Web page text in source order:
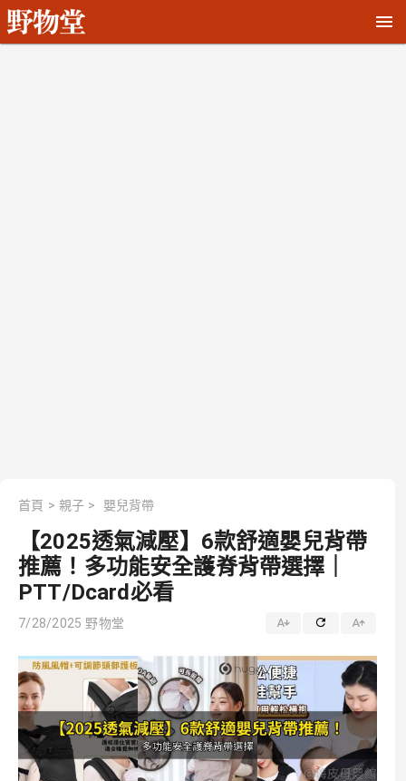
首頁 > 親子 > 嬰兒背帶
【2025透氣減壓】6款舒適嬰兒背帶
推薦！多功能安全護脊背帶選擇｜
PTT/Dcard必看
7/28/2025 野物堂